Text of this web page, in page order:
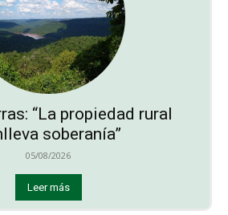
“La propiedad rural
soberanía”
05/08/2026
Leer más